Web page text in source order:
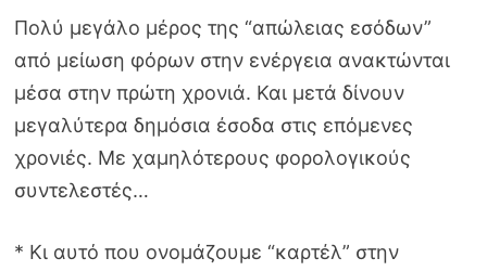
Πολύ μεγάλο μέρος της “απώλειας εσόδων”
από μείωση φόρων στην ενέργεια ανακτώνται
μέσα στην πρώτη χρονιά. Και μετά δίνουν
μεγαλύτερα δημόσια έσοδα στις επόμενες
χρονιές. Με χαμηλότερους φορολογικούς
συντελεστές…
* Κι αυτό που ονομάζουμε “καρτέλ” στην